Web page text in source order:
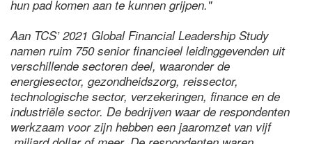
hun pad komen aan te kunnen grijpen."
Aan TCS’ 2021 Global Financial Leadership Study
namen ruim 750 senior financieel leidinggevenden uit
verschillende sectoren deel, waaronder de
energiesector, gezondheidszorg, reissector,
technologische sector, verzekeringen, finance en de
industriële sector. De bedrijven waar de respondenten
werkzaam voor zijn hebben een jaaromzet van vijf